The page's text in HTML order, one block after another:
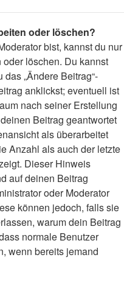
oder löschen?
bist, kannst du nur
löschen. Du kannst
„Ändere Beitrag“-
anklickst; eventuell ist
nach seiner Erstellung
Beitrag geantwortet
als überarbeitet
Anzahl als auch der letzte
Dieser Hinweis
auf deinen Beitrag
oder Moderator
können jedoch, falls sie
warum dein Beitrag
normale Benutzer
wenn bereits jemand